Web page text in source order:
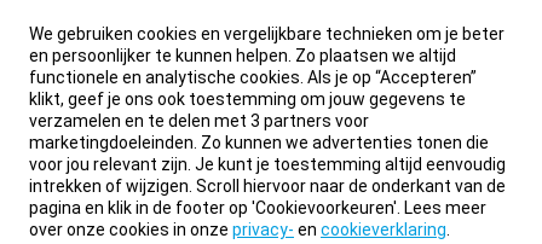
We gebruiken cookies en vergelijkbare technieken om je beter
en persoonlijker te kunnen helpen. Zo plaatsen we altijd
functionele en analytische cookies. Als je op “Accepteren”
klikt, geef je ons ook toestemming om jouw gegevens te
verzamelen en te delen met 3 partners voor
marketingdoeleinden. Zo kunnen we advertenties tonen die
voor jou relevant zijn. Je kunt je toestemming altijd eenvoudig
intrekken of wijzigen. Scroll hiervoor naar de onderkant van de
pagina en klik in de footer op 'Cookievoorkeuren'. Lees meer
over onze cookies in onze privacy- en cookieverklaring